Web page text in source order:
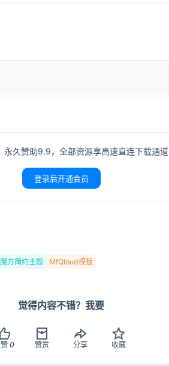
永久赞助9.9，全部资源享高速直连下载通
登录后开通会员
方简约主题 MfQloud模板
觉得内容不错？我要
0 赞赏 分享 收藏